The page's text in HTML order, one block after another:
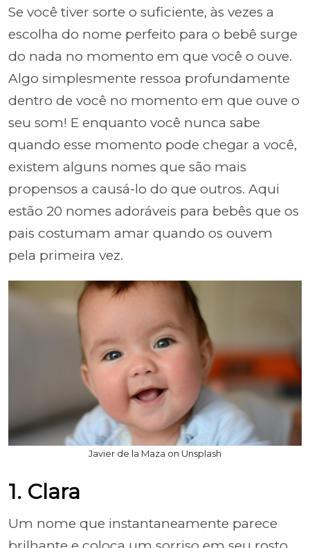
Se você tiver sorte o suficiente, às vezes a
escolha do nome perfeito para o bebê surge
do nada no momento em que você o ouve.
Algo simplesmente ressoa profundamente
dentro de você no momento em que ouve o
seu som! E enquanto você nunca sabe
quando esse momento pode chegar a você,
existem alguns nomes que são mais
propensos a causá-lo do que outros. Aqui
estão 20 nomes adoráveis para bebês que os
pais costumam amar quando os ouvem
pela primeira vez.
Javier de la Maza on Unsplash
1. Clara
Um nome que instantaneamente parece